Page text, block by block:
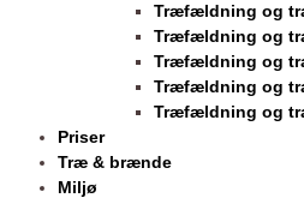
Træfældning og
Træfældning og
Træfældning og
Træfældning og
Træfældning og
Priser
Træ & brænde
Miljø